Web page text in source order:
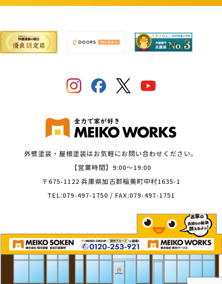
外壁塗装・屋根塗装はお気軽にお問い合わせください。
【営業時間】9:00〜19:00
〒675-1122 兵庫県加古郡稲美町中村1635-1
TEL:079-497-1750 / FAX:079-497-1751